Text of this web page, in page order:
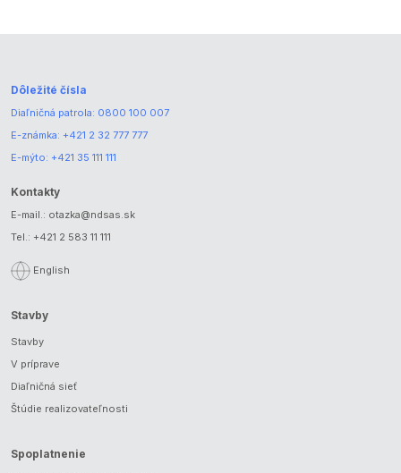
Dôležité čísla
Diaľničná patrola: 0800 100 007
E-známka: +421 2 32 777 777
E-mýto: +421 35 111 111
Kontakty
E-mail.: otazka@ndsas.sk
Tel.: +421 2 583 11 111
English
Stavby
Stavby
V príprave
Diaľničná sieť
Štúdie realizovateľnosti
Spoplatnenie